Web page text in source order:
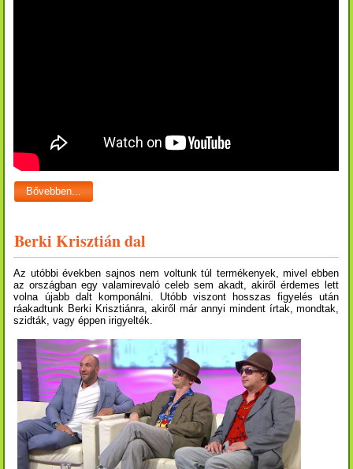
Bővebben...
Berki Krisztián dal
Az utóbbi években sajnos nem voltunk túl termékenyek, mivel ebben
az országban egy valamirevaló celeb sem akadt, akiről érdemes lett
volna újabb dalt komponálni. Utóbb viszont hosszas figyelés után
ráakadtunk Berki Krisztiánra, akiről már annyi mindent írtak, mondtak,
szidták, vagy éppen irigyelték.